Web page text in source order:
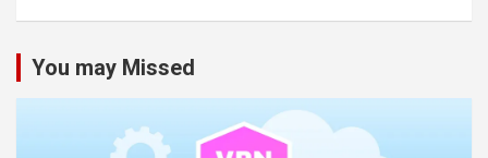
You may Missed